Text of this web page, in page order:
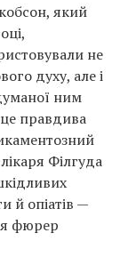
який
не
духу, але і
ним
правдива
Філгуда
й опіатів —
фюрер